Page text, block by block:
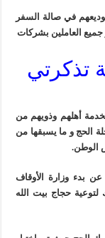
في صالة السفر
جميع العاملين بشركات
تذكرتي
أهلهم وذويهم من
الحج و ما يسبقها من
الوطن.
بدء وزارة الأوقاف
لتوعية حجاج بيت الله